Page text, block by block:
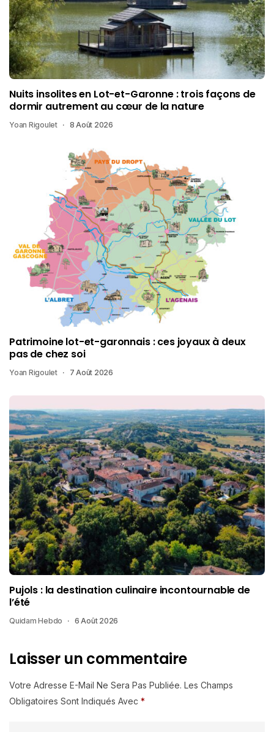
Nuits insolites en Lot-et-Garonne : trois façons de
dormir autrement au cœur de la nature
Yoan Rigoulet 8 Août 2026
Patrimoine lot-et-garonnais : ces joyaux à deux
pas de chez soi
Yoan Rigoulet 7 Août 2026
Pujols : la destination culinaire incontournable de
l’été
Quidam Hebdo 6 Août 2026
Laisser un commentaire
Votre Adresse E-Mail Ne Sera Pas Publiée. Les Champs
Obligatoires Sont Indiqués Avec *